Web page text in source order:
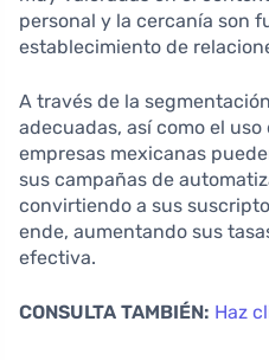
personal y la cercanía son
establecimiento de
A través de la
adecuadas, así como el
empresas mexicanas
sus campañas de
convirtiendo a sus
ende, aumentando sus
efectiva.
CONSULTA TAMBIÉN: Haz